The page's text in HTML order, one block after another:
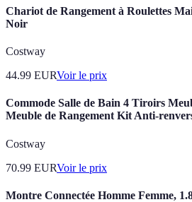
Chariot de Rangement à Roulettes
Noir
Costway
44.99 EURVoir le prix
Commode Salle de Bain 4 Tiroirs
Meuble de Rangement Kit Anti-
Costway
70.99 EURVoir le prix
Montre Connectée Homme Femme,